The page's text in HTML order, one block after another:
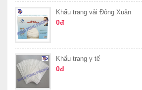
Khẩu trang vải Đông Xuân
0đ
Khẩu trang y tế
0đ